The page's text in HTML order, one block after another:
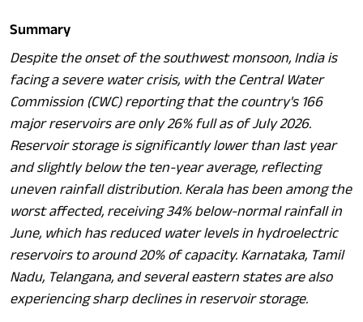
Summary
Despite the onset of the southwest monsoon, India is
facing a severe water crisis, with the Central Water
Commission (CWC) reporting that the country's 166
major reservoirs are only 26% full as of July 2026.
Reservoir storage is significantly lower than last year
and slightly below the ten-year average, reflecting
uneven rainfall distribution. Kerala has been among the
worst affected, receiving 34% below-normal rainfall in
June, which has reduced water levels in hydroelectric
reservoirs to around 20% of capacity. Karnataka, Tamil
Nadu, Telangana, and several eastern states are also
experiencing sharp declines in reservoir storage.